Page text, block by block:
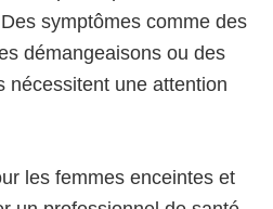
symptômes comme des
démangeaisons ou des
nécessitent une attention
les femmes enceintes et